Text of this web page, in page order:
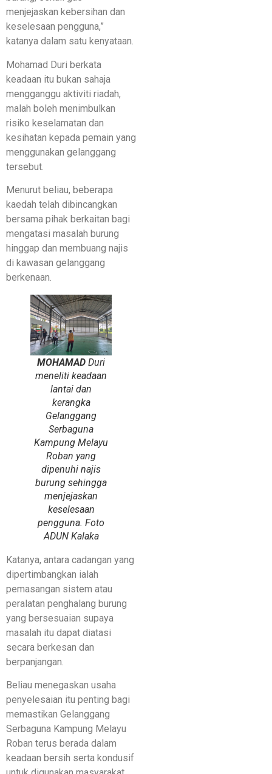
menjejaskan kebersihan dan
keselesaan pengguna,”
katanya dalam satu kenyataan.
Mohamad Duri berkata
keadaan itu bukan sahaja
mengganggu aktiviti riadah,
malah boleh menimbulkan
risiko keselamatan dan
kesihatan kepada pemain yang
menggunakan gelanggang
tersebut.
Menurut beliau, beberapa
kaedah telah dibincangkan
bersama pihak berkaitan bagi
mengatasi masalah burung
hinggap dan membuang najis
di kawasan gelanggang
berkenaan.
MOHAMAD Duri
meneliti keadaan
lantai dan
kerangka
Gelanggang
Serbaguna
Kampung Melayu
Roban yang
dipenuhi najis
burung sehingga
menjejaskan
keselesaan
pengguna. Foto
ADUN Kalaka
Katanya, antara cadangan yang
dipertimbangkan ialah
pemasangan sistem atau
peralatan penghalang burung
yang bersesuaian supaya
masalah itu dapat diatasi
secara berkesan dan
berpanjangan.
Beliau menegaskan usaha
penyelesaian itu penting bagi
memastikan Gelanggang
Serbaguna Kampung Melayu
Roban terus berada dalam
keadaan bersih serta kondusif